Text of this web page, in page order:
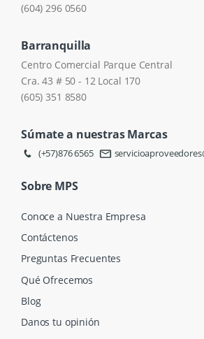
(604) 296 0560
Barranquilla
Centro Comercial Parque Central
Cra. 43 # 50 - 12 Local 170
(605) 351 8580
Súmate a nuestras Marcas
(+57)876 6565
Sobre MPS
Conoce a Nuestra Empresa
Contáctenos
Preguntas Frecuentes
Qué Ofrecemos
Blog
Danos tu opinión